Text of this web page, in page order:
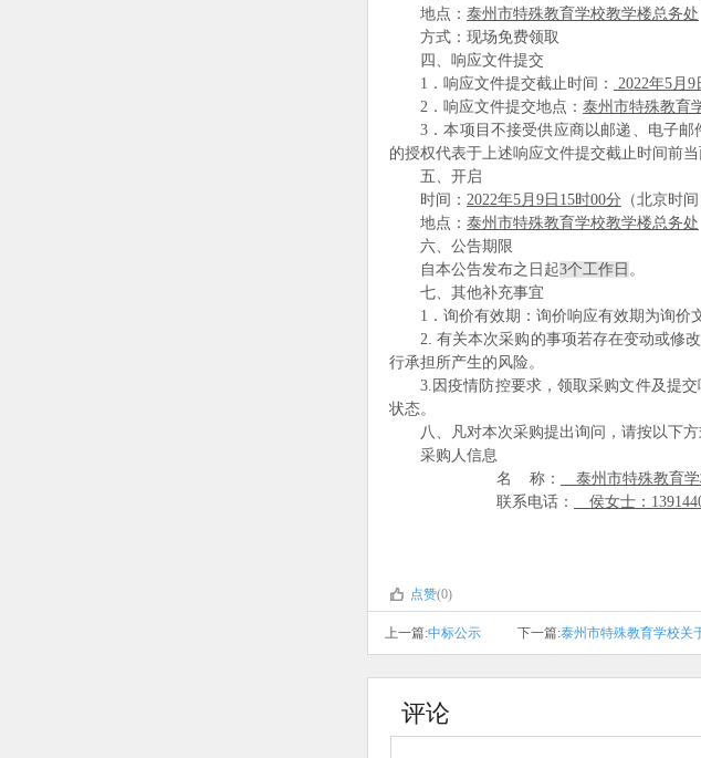
地点： 泰州市特殊教育学校教学楼总务处
方式：现场免费领取
四、响应文件提交
1 ．响应文件提交截止时间： 2022年5月9
2． 响应文件提交地点： 泰州市特殊教育
3．本项目不接受供应商以邮递、电子
的授权代表于上述响应文件提交截止时间前当
五、开启
时间： 2022年5月9日15时00分 （北京时间
地点： 泰州市特殊教育学校教学楼总务处
六、公告期限
自本公告发布之日起3个工作日 。
七、其他补充事宜
1 ．询价有效期：询价响应有效期为询
2. 有关本次采购的事项若存在变动或修
行承担所产生的风险。
3. 因疫情防控要求，领取采购文件及提
状态。
八、凡对本次采购提出询问，请按以下方
采购人信息
名 称：
泰州市特殊教
联系电话：
侯女士：
点赞(0)
上一篇:中标公示 下一篇:泰州市特殊教育学校关
评论